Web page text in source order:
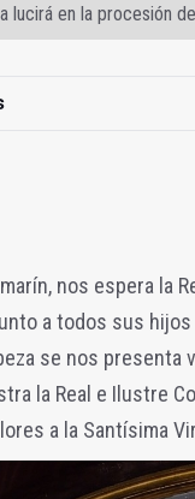
lucirá en la procesión
nos espera la
a todos sus hijos
se nos presenta
la Real e Ilustre
a la Santísima